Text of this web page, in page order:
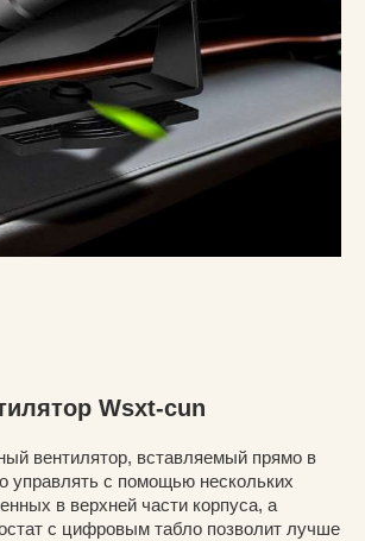
Wsxt-cun
вентилятор, вставляемый прямо в
управлять с помощью нескольких
в верхней части корпуса, а
с цифровым табло позволит лучше